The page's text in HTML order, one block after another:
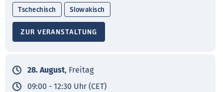
Tschechisch Slowakisch
ZUR VERANSTALTUNG
28. August, Freitag
09:00 - 12:30 Uhr (CET)